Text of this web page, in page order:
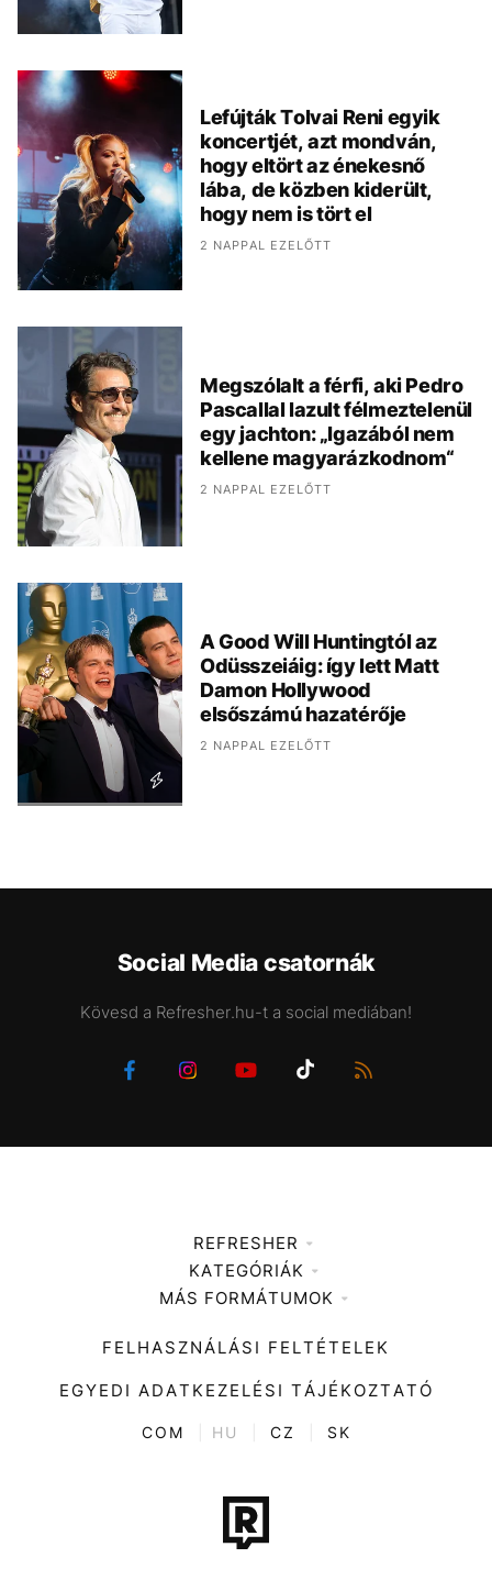
Lefújták Tolvai Reni egyik
koncertjét, azt mondván,
hogy eltört az énekesnő
lába, de közben kiderült,
hogy nem is tört el
2 NAPPAL EZELŐTT
Megszólalt a férfi, aki Pedro
Pascallal lazult félmeztelenül
egy jachton: „Igazából nem
kellene magyarázkodnom“
2 NAPPAL EZELŐTT
A Good Will Huntingtól az
Odüsszeiáig: így lett Matt
Damon Hollywood
elsőszámú hazatérője
2 NAPPAL EZELŐTT
Social Media csatornák
Kövesd a Refresher.hu-t a social mediában!
REFRESHER
Médiaajánlat
KATEGÓRIÁK
Zene
Divat
Kultúra
ENTR
Tech-Tudomány
Sport
MÁS FORMÁTUMOK
FELHASZNÁLÁSI FELTÉTELEK
EGYEDI ADATKEZELÉSI TÁJÉKOZTATÓ
COM HU CZ SK